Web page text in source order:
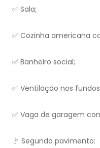
✅ Sala;
✅ Cozinha americana
✅ Banheiro social;
✅ Ventilação nos
✅ Vaga de garagem
🚩 Segundo pavimento: